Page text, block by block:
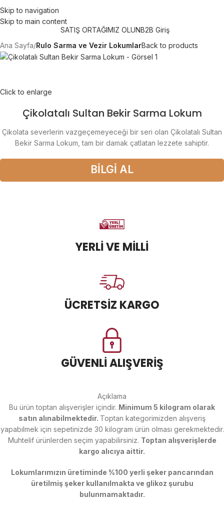
Skip to navigation
Skip to main content
SATIŞ ORTAĞIMIZ OLUNB2B Giriş
Ana Sayfa Rulo Sarma ve Vezir LokumlarBack to products
Click to enlarge
Çikolatalı Sultan Bekir Sarma Lokum
Çikolata severlerin vazgeçemeyeceği bir seri olan Çikolatalı Sultan
Bekir Sarma Lokum, tam bir damak çatlatan lezzete sahiptir.
BİLGİ AL
YERLİ VE MİLLİ
ÜCRETSİZ KARGO
GÜVENLİ ALIŞVERİŞ
Açıklama
Bu ürün toptan alışverişler içindir. Minimum 5 kilogram olarak
satın alınabilmektedir. Toptan kategorimizden alışveriş
yapabilmek için sepetinizde 30 kilogram ürün olması gerekmektedir.
Muhtelif ürünlerden seçim yapabilirsiniz. Toptan alışverişlerde
kargo alıcıya aittir.
Lokumlarımızın üretiminde %100 yerli şeker pancarından
üretilmiş şeker kullanılmakta ve glikoz şurubu
bulunmamaktadır.